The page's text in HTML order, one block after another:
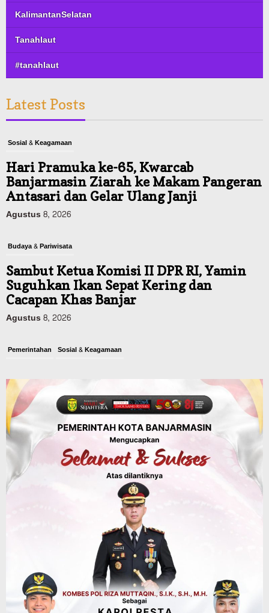
KalimantanSelatan
Tanahlaut
#tanahlaut
Latest Posts
Sosial & Keagamaan
Hari Pramuka ke-65, Kwarcab
Banjarmasin Ziarah ke Makam Pangeran
Antasari dan Gelar Ulang Janji
Agustus 8, 2026
Budaya & Pariwisata
Sambut Ketua Komisi II DPR RI, Yamin
Suguhkan Ikan Sepat Kering dan
Cacapan Khas Banjar
Agustus 8, 2026
Pemerintahan Sosial & Keagamaan
Digital, Target 30 Persen IKD Masih
Jauh, Komisi II DPR Turun Tangan
Agustus 7, 2026
Dinas PUPR Kalsel Headline Pembangunan
Jalan Veteran Km 5,5 Sungai Lulut
Dibuka Pasca Retak dan Amblas,
Angkutan Bertonase 6 Ton Lebih Tak
Diperbolehkan Melintas
Headline
Panaskan Kembali Arena Panjat Tebing,